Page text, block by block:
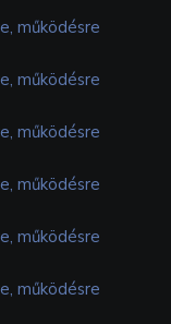
működésre
működésre
működésre
működésre
működésre
működésre